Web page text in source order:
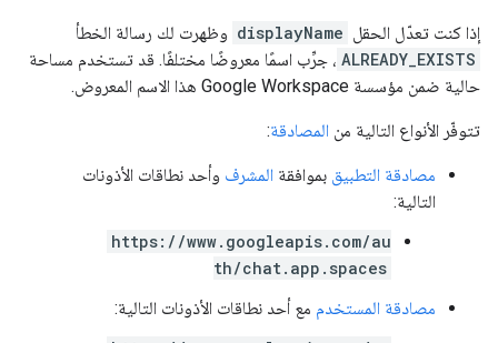
إذا كنت تعدّل الحقل displayName وظهرت لك رسالة الخطأ
ALREADY_EXISTS ، جرِّب اسمًا معروضًا مختلفًا. قد تستخدم مساحة
حالية ضمن مؤسسة Google Workspace هذا الاسم المعروض.
تتوفّر الأنواع التالية من المصادقة:
مصادقة التطبيق بموافقة المشرف وأحد نطاقات الأذونات
التالية:
https://www.googleapis.com/au
th/chat.app.spaces
مصادقة المستخدم مع أحد نطاقات الأذونات التالية: